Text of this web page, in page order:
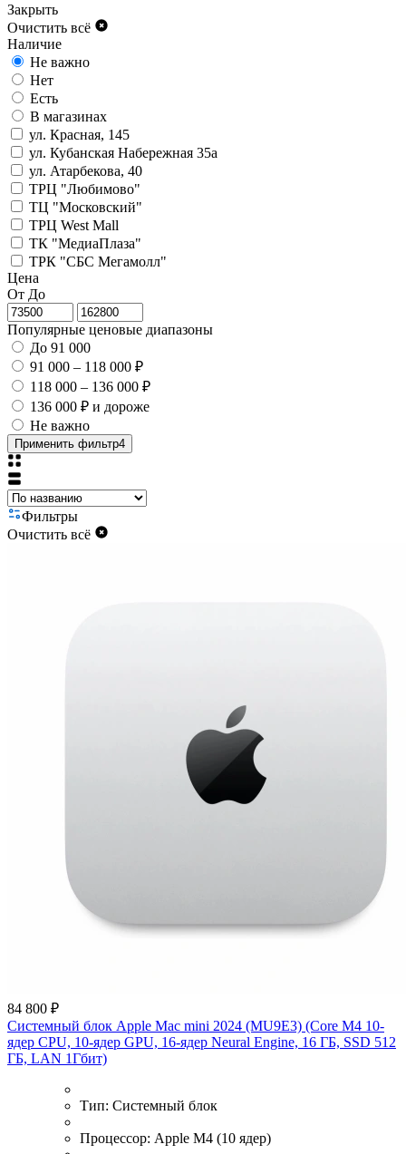
Закрыть
Очистить всё
Наличие
Не важно
Нет
Есть
В магазинах
ул. Красная, 145
ул. Кубанская Набережная 35а
ул. Атарбекова, 40
ТРЦ "Любимово"
ТЦ "Московский"
ТРЦ West Mall
ТК "МедиаПлаза"
ТРК "СБС Мегамолл"
Цена
От До
Популярные ценовые диапазоны
До 91 000
91 000 – 118 000 ₽
118 000 – 136 000 ₽
136 000 ₽ и дороже
Не важно
Применить фильтр4
Фильтры
Очистить всё
84 800 ₽
Системный блок Apple Mac mini 2024 (MU9E3) (Core M4 10-
ядер CPU, 10-ядер GPU, 16-ядер Neural Engine, 16 ГБ, SSD 512
ГБ, LAN 1Гбит)
Тип: Системный блок
Процессор: Apple M4 (10 ядер)